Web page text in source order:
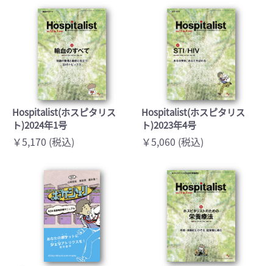
Hospitalist(ホスピタリス
ト)2024年1号
￥5,170 (税込)
Hospitalist(ホスピタリス
ト)2023年4号
￥5,060 (税込)